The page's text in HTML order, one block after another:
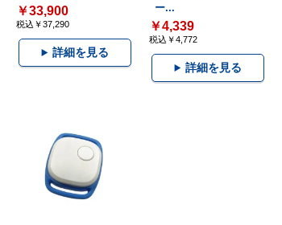
￥33,900
税込￥37,290
詳細を見る
ー...
￥4,339
税込￥4,772
詳細を見る